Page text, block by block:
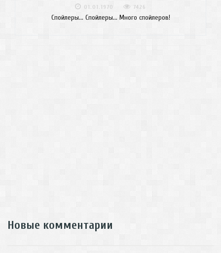
01.01.1970 7426
Спойлеры... Спойлеры... Много спойлеров!
Новые комментарии